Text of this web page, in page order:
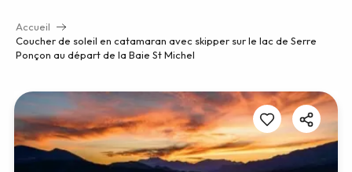
Accueil
Coucher de soleil en catamaran avec skipper sur le lac de Serre
Ponçon au départ de la Baie St Michel